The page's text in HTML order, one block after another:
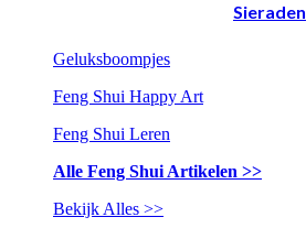
Sieraden
Geluksboompjes
Feng Shui Happy Art
Feng Shui Leren
Alle Feng Shui Artikelen >>
Bekijk Alles >>